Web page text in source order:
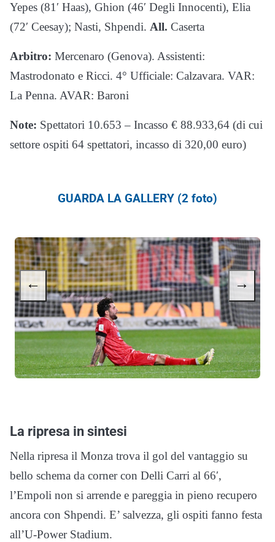
Yepes (81′ Haas), Ghion (46′ Degli Innocenti), Elia
(72′ Ceesay); Nasti, Shpendi. All. Caserta
Arbitro: Mercenaro (Genova). Assistenti:
Mastrodonato e Ricci. 4° Ufficiale: Calzavara. VAR:
La Penna. AVAR: Baroni
Note: Spettatori 10.653 – Incasso € 88.933,64 (di cui
settore ospiti 64 spettatori, incasso di 320,00 euro)
GUARDA LA GALLERY (2 foto)
← →
La ripresa in sintesi
Nella ripresa il Monza trova il gol del vantaggio su
bello schema da corner con Delli Carri al 66′,
l’Empoli non si arrende e pareggia in pieno recupero
ancora con Shpendi. E’ salvezza, gli ospiti fanno festa
all’U-Power Stadium.